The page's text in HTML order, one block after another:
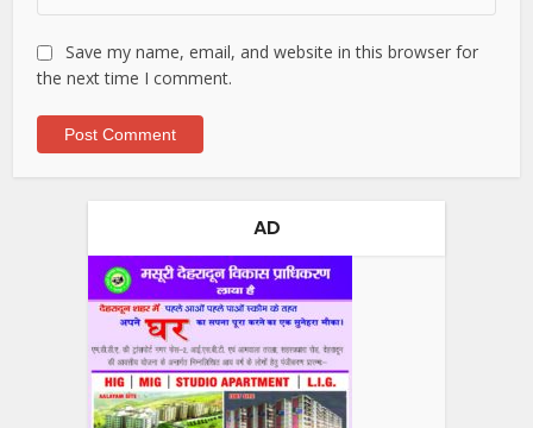
Save my name, email, and website in this browser for
the next time I comment.
AD